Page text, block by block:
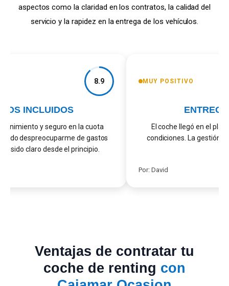
aspectos como la claridad en los contratos, la calidad del
servicio y la rapidez en la entrega de los vehículos.
8.9
INCLUIDOS
y seguro en la cuota
despreocuparme de gastos
sido claro desde el principio.
MUY POSITIVO
El coche llegó en el
condiciones. La gestión
Por: David
Ventajas de contratar tu
coche de renting con